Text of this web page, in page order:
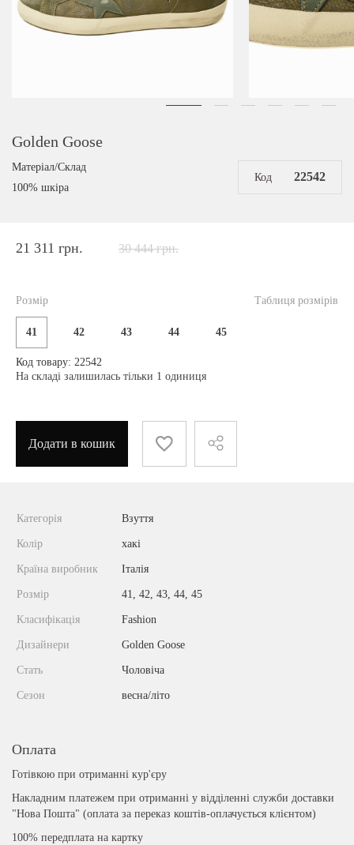
Golden Goose
Матеріал/Склад
100% шкіра
Код 22542
21 311 грн. 30 444 грн.
Таблиця розмірів
Розмір
41 42 43 44 45
Код товару: 22542
На складі залишилась тільки 1 одиниця
Додати в кошик
Категорія Взуття
Колір хакі
Країна виробник Італія
Розмір 41, 42, 43, 44, 45
Класифікація Fashion
Дизайнери Golden Goose
Стать Чоловіча
Сезон весна/літо
Оплата
Готівкою при отриманні кур'єру
Накладним платежем при отриманні у відділенні служби доставки
"Нова Пошта" (оплата за переказ коштів-оплачується клієнтом)
100% передплата на картку